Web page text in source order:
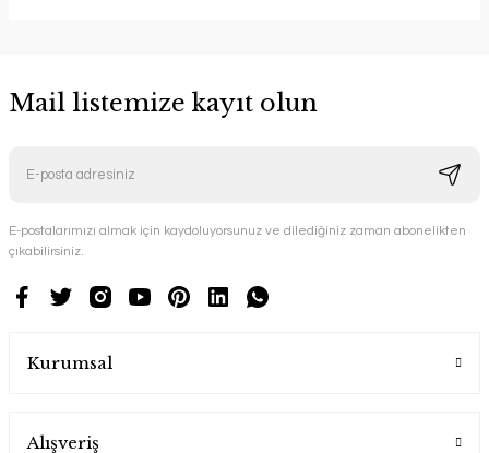
Mail listemize kayıt olun
E-postalarımızı almak için kaydoluyorsunuz ve dilediğiniz zaman abonelikten
çıkabilirsiniz.
Kurumsal
Alışveriş